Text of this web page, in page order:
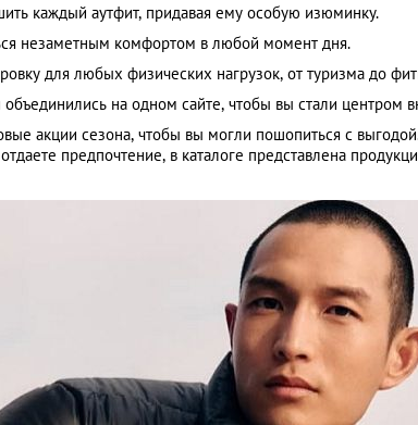
каждый аутфит, придавая ему особую изюминку.
незаметным комфортом в любой момент дня.
для любых физических нагрузок, от туризма до
на одном сайте, чтобы вы стали центром
акции сезона, чтобы вы могли пошопиться с
предпочтение, в каталоге представлена